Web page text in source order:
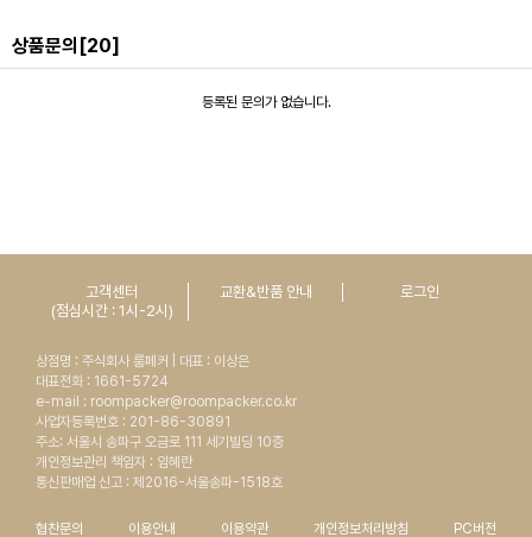
상품문의 [20]
등록된 문의가 없습니다.
고객센터
(점심시간 : 1시-2시)
교환&반품 안내 로그인
상점명 : 주식회사 룸페커 | 대표 : 이상은
대표전화 : 1661-5724
e-mail : roompacker@roompacker.co.kr
사업자등록번호 : 201-86-30891
주소: 서울시 송파구 오금로 111 세기빌딩 10층
개인정보관리 책임자 : 임혜란
통신판매업 신고 : 제2016-서울송파-1518호
협찬문의 이용안내 이용약관 개인정보처리방침 PC버전